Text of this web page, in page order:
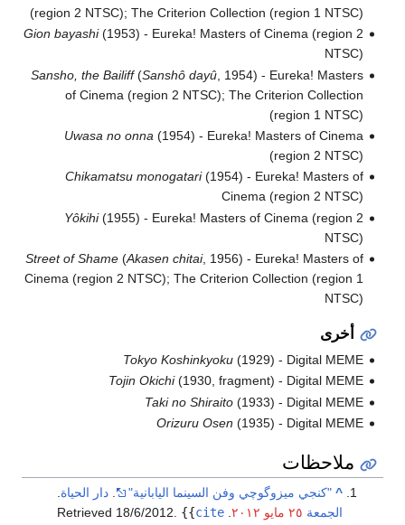
(region 2 NTSC); The Criterion Collection (region 1 NTSC)
Gion bayashi(1953) - Eureka! Masters of Cinema (region 2
NTSC)
Sansho, the Bailiff(Sanshô dayû, 1954) - Eureka! Masters
of Cinema (region 2 NTSC); The Criterion Collection
(region 1 NTSC)
Uwasa no onna (1954) - Eureka! Masters of Cinema
(region 2 NTSC)
Chikamatsu monogatari(1954) - Eureka! Masters of
Cinema (region 2 NTSC)
Yôkihi(1955) - Eureka! Masters of Cinema (region 2
NTSC)
Street of Shame(Akasen chitai, 1956) - Eureka! Masters of
Cinema (region 2 NTSC); The Criterion Collection (region 1
NTSC)
أخرى
Tokyo Koshinkyoku(1929) - Digital MEME
Tojin Okichi(1930, fragment) - Digital MEME
Taki no Shiraito(1933) - Digital MEME
Orizuru Osen (1935) - Digital MEME
ملاحظات
^ "كنجي ميزوگوچي وفن السينما اليابانية" . دار الحياة.
الجمعة ٢٥ مايو ٢٠١٢. Retrieved 18/6/2012
. {{cite